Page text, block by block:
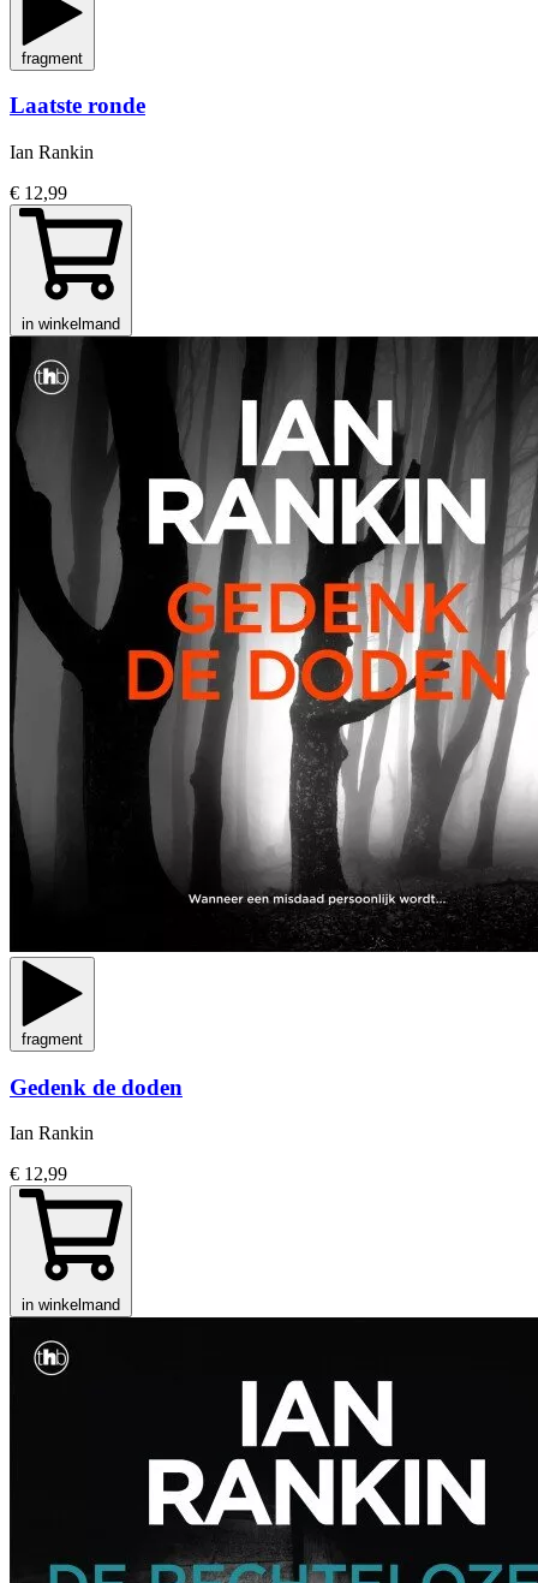
fragment
Laatste ronde
Ian Rankin
€ 12,99
in winkelmand
fragment
Gedenk de doden
Ian Rankin
€ 12,99
in winkelmand